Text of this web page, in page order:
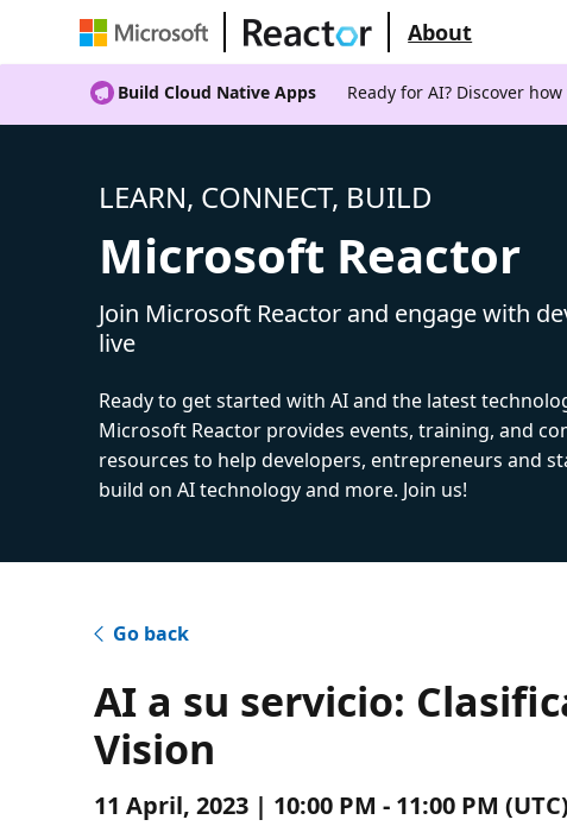
About
Build Cloud Native Apps Ready for AI? Discover
LEARN, CONNECT, BUILD
Microsoft Reactor
Join Microsoft Reactor and engage with
live
Ready to get started with AI and the latest
Microsoft Reactor provides events, training, and
resources to help developers, entrepreneurs and
build on AI technology and more. Join us!
Go back
AI a su servicio:
Vision
11 April, 2023 | 10:00 PM - 11:00 PM